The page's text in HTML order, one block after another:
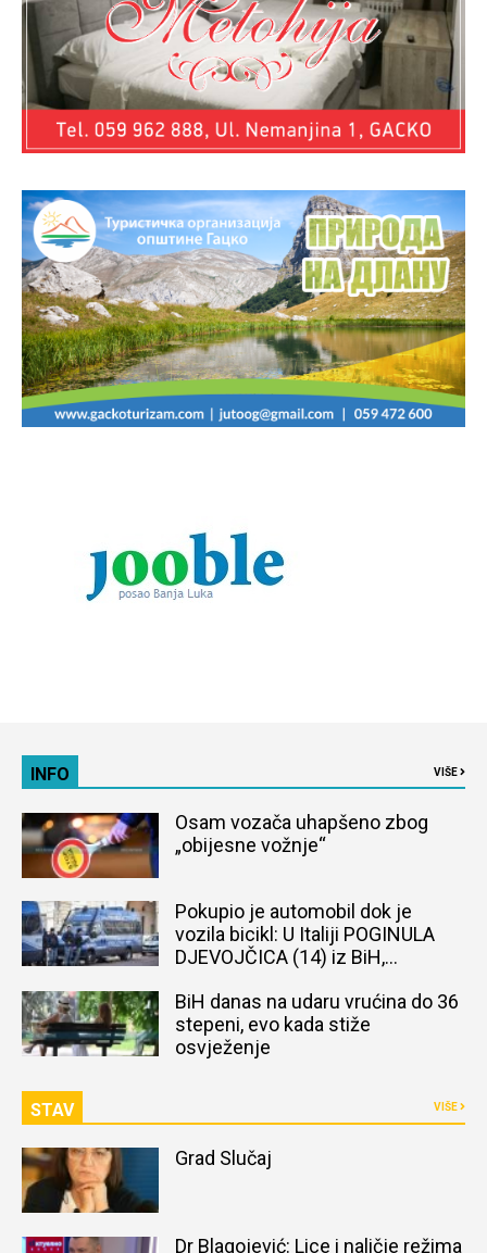
INFO VIŠE
Osam vozača uhapšeno zbog
„obijesne vožnje“
Pokupio je automobil dok je
vozila bicikl: U Italiji POGINULA
DJEVOJČICA (14) iz BiH,
BiH danas na udaru vrućina do 36
stepeni, evo kada stiže
osvježenje
STAV VIŠE
Grad Slučaj
Dr Blagojević: Lice i naličje režima